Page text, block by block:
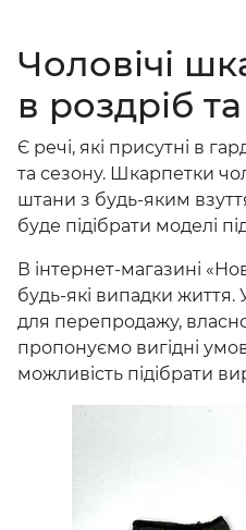
Чоловічі
в роздріб
Є речі, які присутні в
та сезону. Шкарпетки
штани з будь-яким
буде підібрати моделі
В інтернет-магазині
будь-які випадки
для перепродажу,
пропонуємо вигідні
можливість підібрати